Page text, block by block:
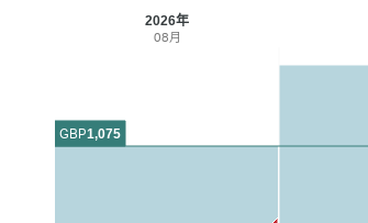
2026年
08月
GBP1,075